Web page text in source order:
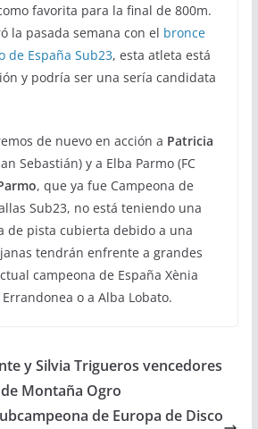
favorita para la final de 800m.
la pasada semana con el bronce
de España Sub23, esta atleta está
y podría ser una sería candidata
de nuevo en acción a Patricia
Sebastián) y a Elba Parmo (FC
, que ya fue Campeona de
Sub23, no está teniendo una
de pista cubierta debido a una
tendrán enfrente a grandes
campeona de España Xènia
o a Alba Lobato.
y Silvia Trigueros vencedores
Montaña Ogro
de Europa de Disco